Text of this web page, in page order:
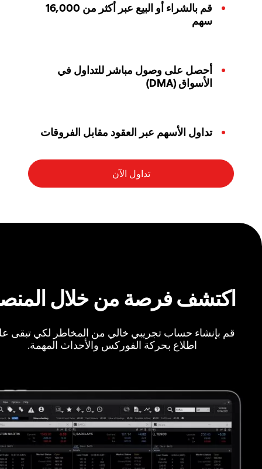
قم بالشراء أو البيع عبر أكثر من 16,000
سهم
أحصل على وصول مباشر للتداول في
الأسواق (DMA)
تداول الأسهم عبر العقود مقابل الفروقات
اكتشف فرصة من خلال
قم بإنشاء حساب تجريبي خالي من المخاطر لكي تبقى
اطلاع بحركة الفوركس والأحداث المهمة.